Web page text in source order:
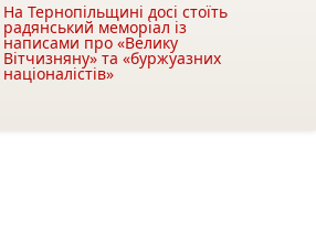
На Тернопільщині досі стоїть
радянський меморіал із
написами про «Велику
Вітчизняну» та «буржуазних
націоналістів»